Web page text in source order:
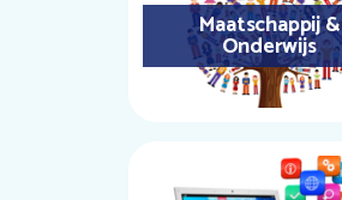
Maatschappij &
Onderwijs